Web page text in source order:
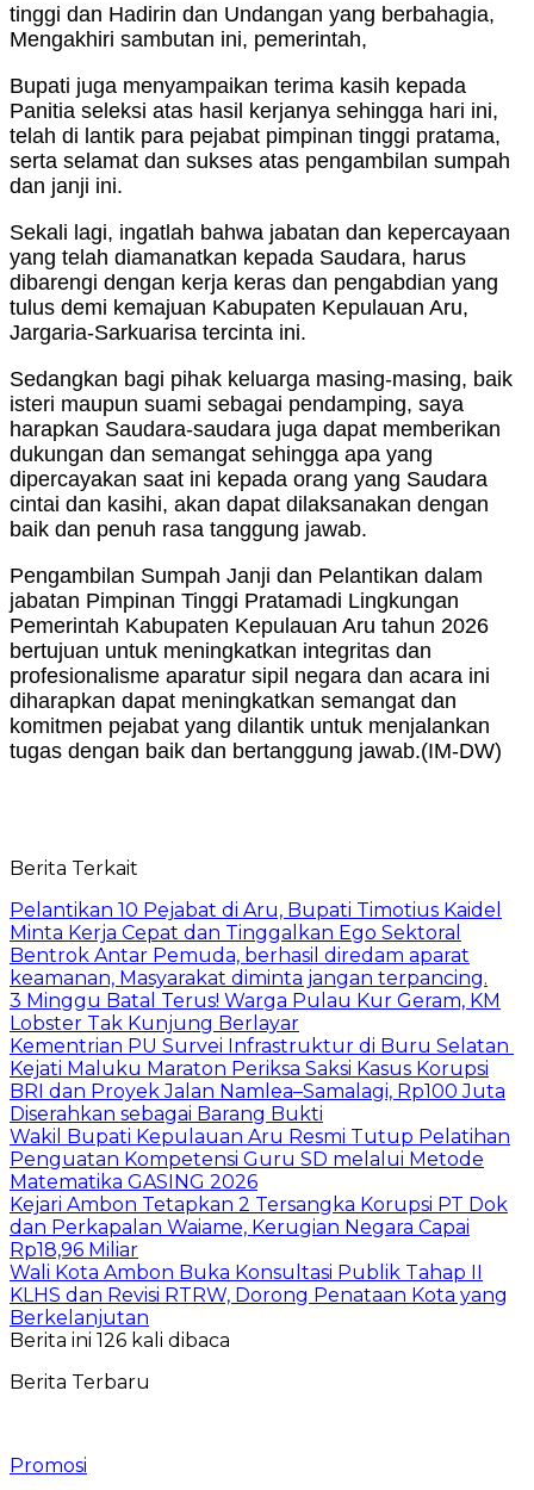
tinggi dan Hadirin dan Undangan yang berbahagia,
Mengakhiri sambutan ini, pemerintah,
Bupati juga menyampaikan terima kasih kepada
Panitia seleksi atas hasil kerjanya sehingga hari ini,
telah di lantik para pejabat pimpinan tinggi pratama,
serta selamat dan sukses atas pengambilan sumpah
dan janji ini.
Sekali lagi, ingatlah bahwa jabatan dan kepercayaan
yang telah diamanatkan kepada Saudara, harus
dibarengi dengan kerja keras dan pengabdian yang
tulus demi kemajuan Kabupaten Kepulauan Aru,
Jargaria-Sarkuarisa tercinta ini.
Sedangkan bagi pihak keluarga masing-masing, baik
isteri maupun suami sebagai pendamping, saya
harapkan Saudara-saudara juga dapat memberikan
dukungan dan semangat sehingga apa yang
dipercayakan saat ini kepada orang yang Saudara
cintai dan kasihi, akan dapat dilaksanakan dengan
baik dan penuh rasa tanggung jawab.
Pengambilan Sumpah Janji dan Pelantikan dalam
jabatan Pimpinan Tinggi Pratamadi Lingkungan
Pemerintah Kabupaten Kepulauan Aru tahun 2026
bertujuan untuk meningkatkan integritas dan
profesionalisme aparatur sipil negara dan acara ini
diharapkan dapat meningkatkan semangat dan
komitmen pejabat yang dilantik untuk menjalankan
tugas dengan baik dan bertanggung jawab.(IM-DW)
Berita Terkait
Pelantikan 10 Pejabat di Aru, Bupati Timotius Kaidel
Minta Kerja Cepat dan Tinggalkan Ego Sektoral
Bentrok Antar Pemuda, berhasil diredam aparat
keamanan, Masyarakat diminta jangan terpancing.
3 Minggu Batal Terus! Warga Pulau Kur Geram, KM
Lobster Tak Kunjung Berlayar
Kementrian PU Survei Infrastruktur di Buru Selatan
Kejati Maluku Maraton Periksa Saksi Kasus Korupsi
BRI dan Proyek Jalan Namlea–Samalagi, Rp100 Juta
Diserahkan sebagai Barang Bukti
Wakil Bupati Kepulauan Aru Resmi Tutup Pelatihan
Penguatan Kompetensi Guru SD melalui Metode
Matematika GASING 2026
Kejari Ambon Tetapkan 2 Tersangka Korupsi PT Dok
dan Perkapalan Waiame, Kerugian Negara Capai
Rp18,96 Miliar
Wali Kota Ambon Buka Konsultasi Publik Tahap II
KLHS dan Revisi RTRW, Dorong Penataan Kota yang
Berkelanjutan
Berita ini 126 kali dibaca
Berita Terbaru
Promosi